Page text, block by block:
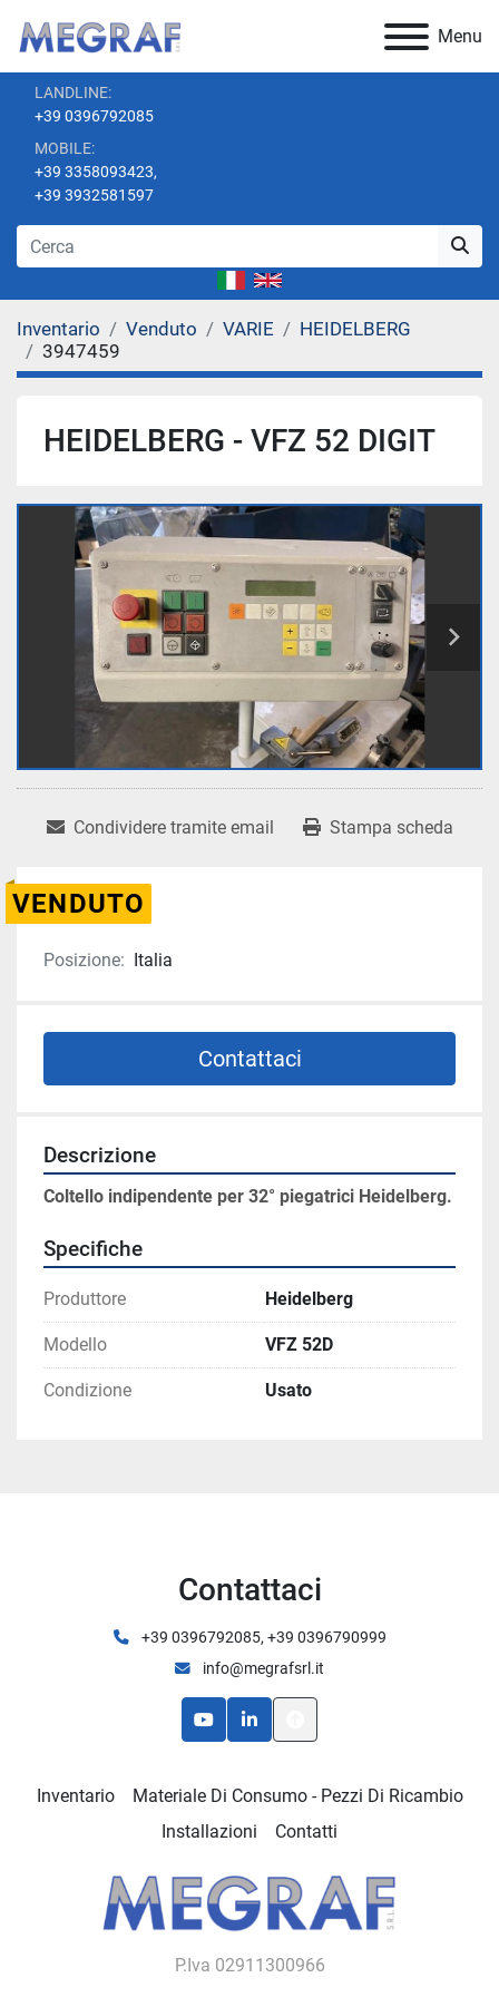
Menu
LANDLINE:
+39 0396792085
MOBILE:
+39 3358093423,
+39 3932581597
Inventario Venduto VARIE
HEIDELBERG
3947459
HEIDELBERG - VFZ 52 DIGIT
Condividere tramite email Stampa scheda
VENDUTO
Posizione: Italia
Contattaci
Descrizione
Coltello indipendente per 32° piegatrici Heidelberg.
Specifiche
Produttore Heidelberg
Modello VFZ 52D
Condizione Usato
Contattaci
+39 0396792085, +39 0396790999
info@megrafsrl.it
youtubelinkedin
Inventario
Materiale Di Consumo - Pezzi Di Ricambio
Installazioni
Contatti
P.Iva 02911300966